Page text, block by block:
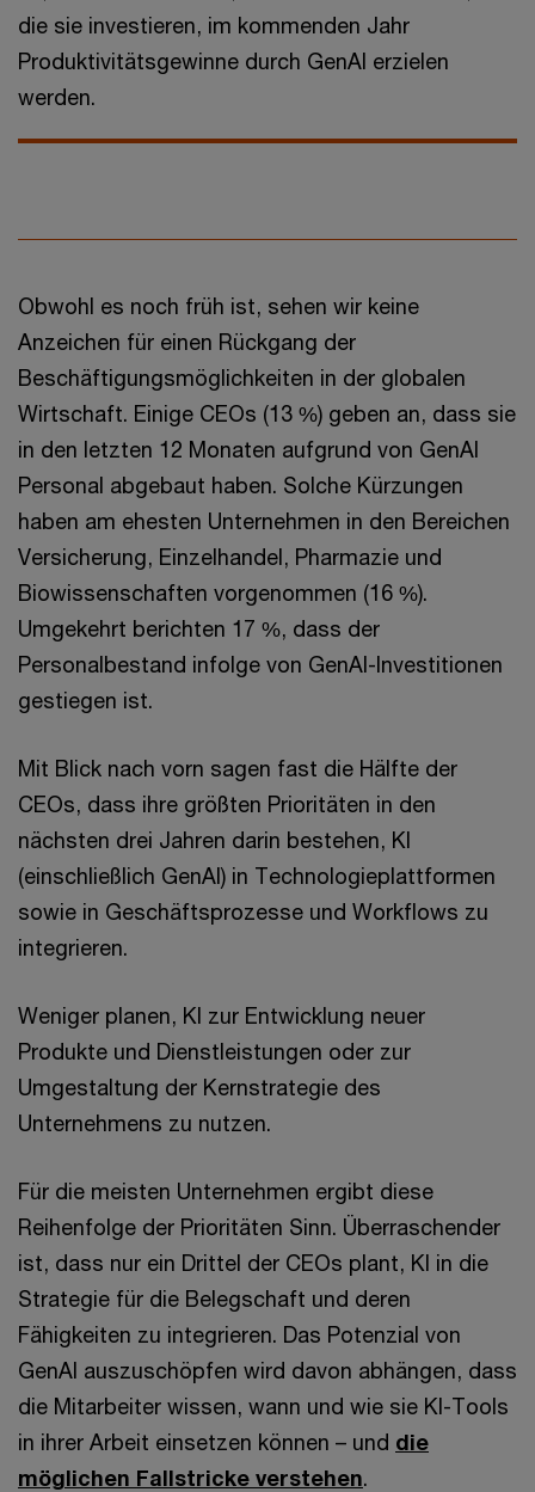
die sie investieren, im kommenden Jahr
Produktivitätsgewinne durch GenAI erzielen
werden.
Obwohl es noch früh ist, sehen wir keine
Anzeichen für einen Rückgang der
Beschäftigungsmöglichkeiten in der globalen
Wirtschaft. Einige CEOs (13 %) geben an, dass sie
in den letzten 12 Monaten aufgrund von GenAI
Personal abgebaut haben. Solche Kürzungen
haben am ehesten Unternehmen in den Bereichen
Versicherung, Einzelhandel, Pharmazie und
Biowissenschaften vorgenommen (16 %).
Umgekehrt berichten 17 %, dass der
Personalbestand infolge von GenAI-Investitionen
gestiegen ist.
Mit Blick nach vorn sagen fast die Hälfte der
CEOs, dass ihre größten Prioritäten in den
nächsten drei Jahren darin bestehen, KI
(einschließlich GenAI) in Technologieplattformen
sowie in Geschäftsprozesse und Workflows zu
integrieren.
Weniger planen, KI zur Entwicklung neuer
Produkte und Dienstleistungen oder zur
Umgestaltung der Kernstrategie des
Unternehmens zu nutzen.
Für die meisten Unternehmen ergibt diese
Reihenfolge der Prioritäten Sinn. Überraschender
ist, dass nur ein Drittel der CEOs plant, KI in die
Strategie für die Belegschaft und deren
Fähigkeiten zu integrieren. Das Potenzial von
GenAI auszuschöpfen wird davon abhängen, dass
die Mitarbeiter wissen, wann und wie sie KI-Tools
in ihrer Arbeit einsetzen können – und die
möglichen Fallstricke verstehen.